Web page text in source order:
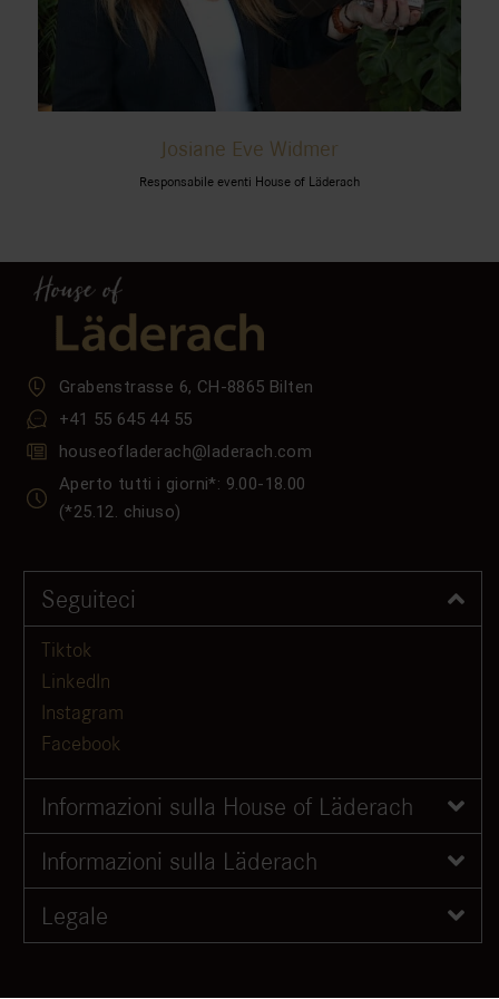
Josiane Eve Widmer
Responsabile eventi House of Läderach
Grabenstrasse 6, CH-8865 Bilten
+41 55 645 44 55
houseofladerach@laderach.com
Aperto tutti i giorni*: 9.00-18.00
(*25.12. chiuso)
Seguiteci
Tiktok
LinkedIn
Instagram
Facebook
Informazioni sulla House of Läderach
Informazioni sulla Läderach
Legale